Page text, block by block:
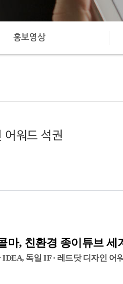
홍보영상
워드 석권
마, 친환경 종이튜브 세
IDEA, 독일 IF · 레드닷 디자인 어